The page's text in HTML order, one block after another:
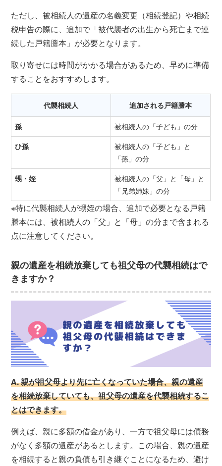
ただし、被相続人の遺産の名義変更（相続登記）や相続
税申告の際に、追加で「被代襲者の出生から死亡まで連
続した戸籍謄本」が必要となります。
取り寄せには時間がかかる場合があるため、早めに準備
することをおすすめします。
代襲相続人 追加される戸籍謄本
孫
被相続人の「子ども」の分
ひ孫
被相続人の「子ども」と
「孫」の分
甥・姪
被相続人の「父」と「母」と
「兄弟姉妹」の分
※特に代襲相続人が甥姪の場合、追加で必要となる戸籍
謄本には、被相続人の「父」と「母」の分まで含まれる
点に注意してください。
親の遺産を相続放棄しても祖父母の代襲相続はで
きますか？
A. 親が祖父母より先に亡くなっていた場合、親の遺産
を相続放棄していても、祖父母の遺産を代襲相続するこ
とはできます。
例えば、親に多額の借金があり、一方で祖父母には債務
がなく多額の遺産があるとします。この場合、親の遺産
を相続すると親の負債も引き継ぐことになるため、避け